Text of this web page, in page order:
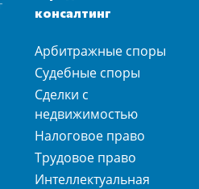
консалтинг
Арбитражные споры
Судебные споры
Сделки с
недвижимостью
Налоговое право
Трудовое право
Интеллектуальная